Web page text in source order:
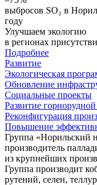
выбросов SO₂ в
году
Улучшаем экологию
в регионах
Подробнее
Развитие
Экологическая
Обновление
Социальные проекты
Развитие
Реконфигурация
Повышение
Группа «Норильский
производитель
из крупнейших
Группа производит
рутений, селен,